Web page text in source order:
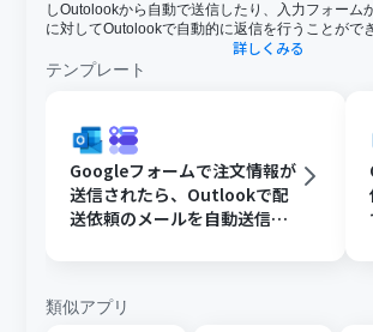
しOutolookから自動で送信したり、入力フォーム
に対してOutolookで自動的に返信を行うことがで
詳しくみる
テンプレート
Googleフォームで注文情報が
送信されたら、Outlookで配
送依頼のメールを自動送信す
類似アプリ